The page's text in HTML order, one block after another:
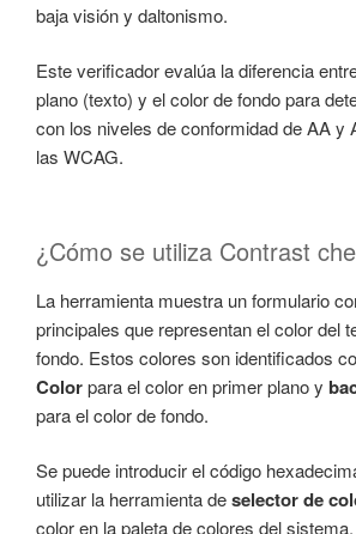
baja visión y daltonismo.
Este verificador evalúa la diferencia
plano (texto) y el color de fondo para
con los niveles de conformidad de AA y
las WCAG.
¿Cómo se utiliza Contrast
La herramienta muestra un formulario
principales que representan el color del
fondo. Estos colores son identificados
Colorpara el color en primer plano y
para el color de fondo.
Se puede introducir el código
utilizar la herramienta deselector de
color en la paleta de colores del sistema.